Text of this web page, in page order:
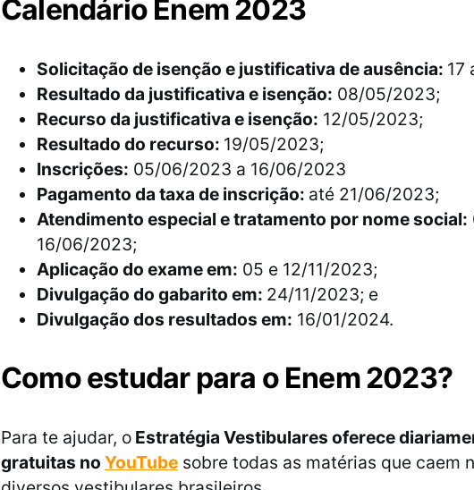
Calendário Enem 2023
Solicitação de isenção e justificativa de ausência: 17
Resultado da justificativa e isenção: 08/05/2023;
Recurso da justificativa e isenção: 12/05/2023;
Resultado do recurso: 19/05/2023;
Inscrições: 05/06/2023 a 16/06/2023
Pagamento da taxa de inscrição: até 21/06/2023;
Atendimento especial e tratamento por nome social:
16/06/2023;
Aplicação do exame em: 05 e 12/11/2023;
Divulgação do gabarito em: 24/11/2023; e
Divulgação dos resultados em: 16/01/2024.
Como estudar para o Enem 2023?
Para te ajudar, o Estratégia Vestibulares oferece
gratuitas no YouTube sobre todas as matérias que caem